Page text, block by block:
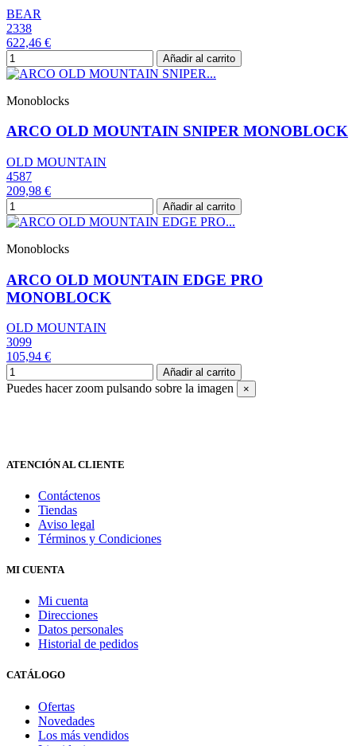
BEAR
2338
622,46 €
Añadir al carrito
Monoblocks
ARCO OLD MOUNTAIN SNIPER MONOBLOCK
OLD MOUNTAIN
4587
209,98 €
Añadir al carrito
Monoblocks
ARCO OLD MOUNTAIN EDGE PRO
MONOBLOCK
OLD MOUNTAIN
3099
105,94 €
Añadir al carrito
Puedes hacer zoom pulsando sobre la imagen ×
ATENCIÓN AL CLIENTE
Contáctenos
Tiendas
Aviso legal
Términos y Condiciones
MI CUENTA
Mi cuenta
Direcciones
Datos personales
Historial de pedidos
CATÁLOGO
Ofertas
Novedades
Los más vendidos